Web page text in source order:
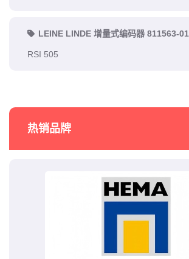
LEINE LINDE 增量式编码器 811563-01
RSI 505
热销品牌